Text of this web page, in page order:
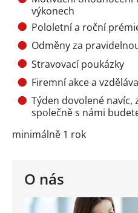
O nás
výkonech
Pololetní a roční
Odměny za
Stravovací poukázky
Firemní akce a
Týden dovolené navíc,
společně s námi
minimálně 1 rok